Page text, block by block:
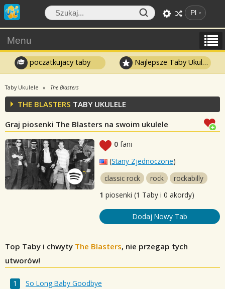
Pl
Menu
poczatkujacy taby Najlepsze Taby Ukulele
Taby Ukulele The Blasters
THE BLASTERS TABY UKULELE
Graj piosenki The Blasters na swoim ukulele
0 fani
(Stany Zjednoczone)
classic rock
rock
rockabilly
1 piosenki (1 Taby i 0 akordy)
Dodaj Nowy Tab
Top Taby i chwyty The Blasters, nie przegap tych
utworów!
So Long Baby Goodbye